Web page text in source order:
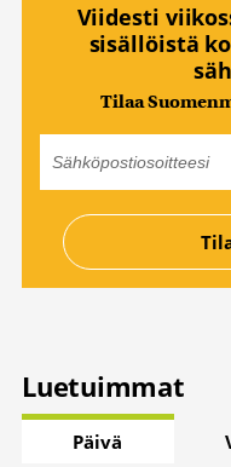
Viidesti
sisällöistä
Tilaa
Luetuimmat
Päivä